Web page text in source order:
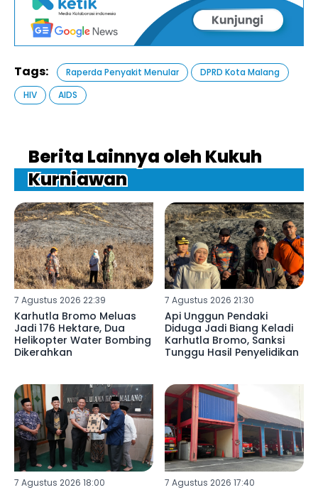
Tags: Raperda Penyakit Menular
DPRD Kota Malang
HIV
AIDS
Berita Lainnya oleh Kukuh
Kurniawan
7 Agustus 2026 22:39
Karhutla Bromo Meluas
Jadi 176 Hektare, Dua
Helikopter Water Bombing
Dikerahkan
7 Agustus 2026 21:30
Api Unggun Pendaki
Diduga Jadi Biang Keladi
Karhutla Bromo, Sanksi
Tunggu Hasil Penyelidikan
7 Agustus 2026 18:00 7 Agustus 2026 17:40